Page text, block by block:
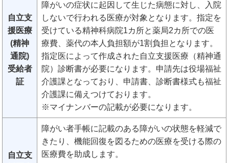
自立支
援医療
(精神
通院)
受給者
証
障がいの症状に起因して生じた病態に対し、入院
しないで行われる医療が対象となります。指定を
受けている精神科病院1カ所と薬局2カ所での医
療費、薬代の本人負担額が1割負担となります。
指定医によって作成された自立支援医療（精神通
院）診断書が必要になります。申請先は役場福祉
介護課となっており、申請書、診断書様式も福祉
介護課に備えつけております。
※マイナンバーの記載が必要になります。
自立支
障がい者手帳に記載のある障がいの状態を軽減で
きたり、機能回復を図るための医療を受ける際の
医療費を助成します。